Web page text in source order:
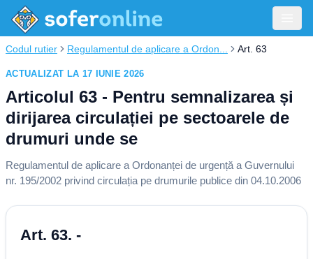
Codul rutier Regulamentul de aplicare a Ordon... Art. 63
ACTUALIZAT LA 17 IUNIE 2026
Articolul 63 - Pentru semnalizarea și
dirijarea circulației pe sectoarele de
drumuri unde se
Regulamentul de aplicare a Ordonanței de urgență a Guvernului
nr. 195/2002 privind circulația pe drumurile publice din 04.10.2006
Art. 63. -